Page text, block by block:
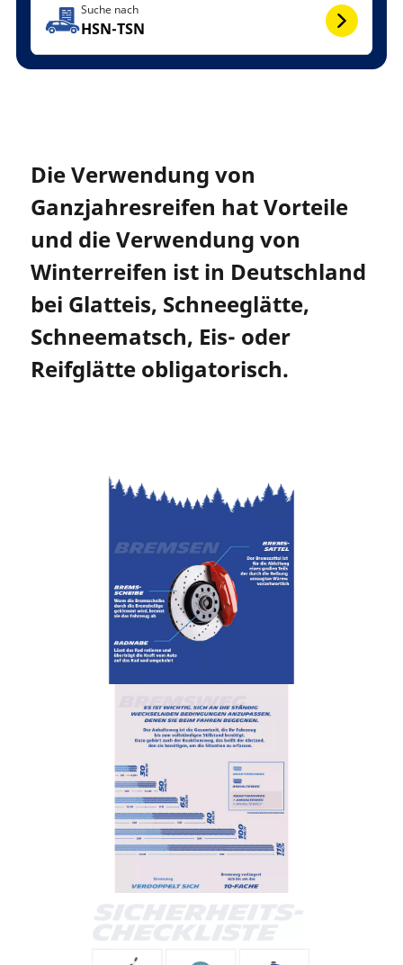
Suche nach
HSN-TSN
Die Verwendung von
Ganzjahresreifen hat Vorteile
und die Verwendung von
Winterreifen ist in Deutschland
bei Glatteis, Schneeglätte,
Schneematsch, Eis- oder
Reifglätte obligatorisch.